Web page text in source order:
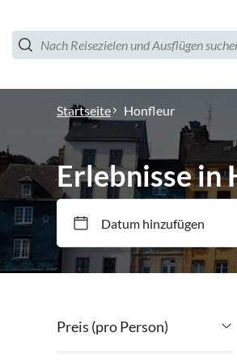
Startseite Honfleur
Erlebnisse in
Datum hinzufügen
Preis (pro Person)